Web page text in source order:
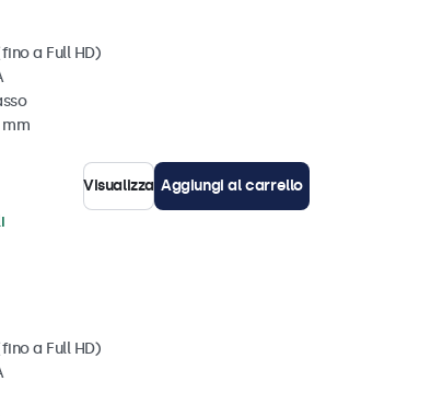
a Full HD)
mm
Visualizza Aggiungi al carrello
a Full HD)